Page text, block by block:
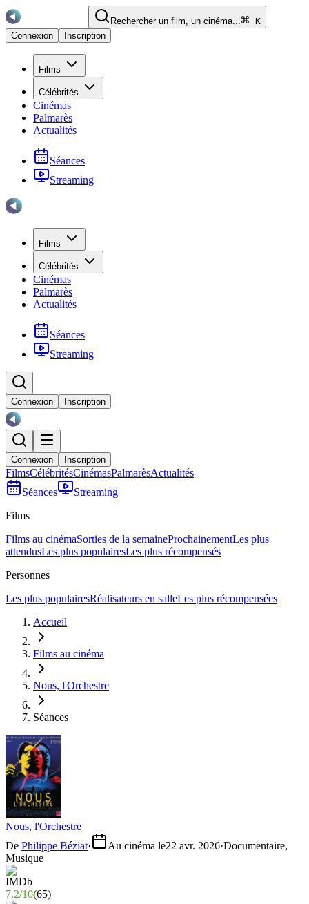
Rechercher un film, un cinéma...
K
Connexion
Inscription
Films
Célébrités
Cinémas
Palmarès
Actualités
Séances
Streaming
Films
Célébrités
Cinémas
Palmarès
Actualités
Séances
Streaming
Connexion Inscription
Connexion Inscription
FilmsCélébritésCinémasPalmarèsActualités
Séances
Streaming
Films
Films au cinémaSorties de la semaineProchainementLes plus
attendusLes plus populairesLes plus récompensés
Personnes
Les plus populairesRéalisateurs en salleLes plus récompensées
Accueil
Films au cinéma
Nous, l'Orchestre
Séances
Nous, l'Orchestre
De Philippe Béziat· Au cinéma le22 avr. 2026·Documentaire,
Musique
7.2/10(65)